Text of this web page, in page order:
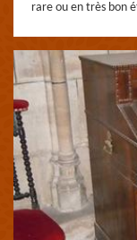
rare ou en très bon